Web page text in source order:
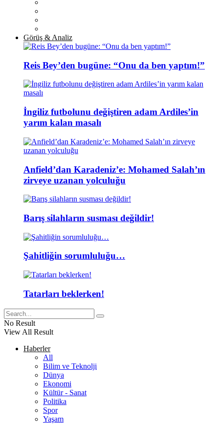
Görüş & Analiz
Reis Bey’den bugüne: “Onu da ben yaptım!”
İngiliz futbolunu değiştiren adam Ardiles’in
yarım kalan masalı
Anfield’dan Karadeniz’e: Mohamed Salah’ın
zirveye uzanan yolculuğu
Barış silahların susması değildir!
Şahitliğin sorumluluğu…
Tatarları beklerken!
No Result
View All Result
Haberler
All
Bilim ve Teknolji
Dünya
Ekonomi
Kültür - Sanat
Politika
Spor
Yaşam